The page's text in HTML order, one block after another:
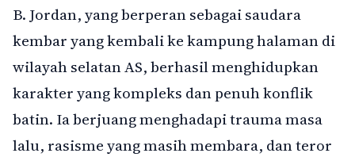
B. Jordan, yang berperan sebagai saudara
kembar yang kembali ke kampung halaman di
wilayah selatan AS, berhasil menghidupkan
karakter yang kompleks dan penuh konflik
batin. Ia berjuang menghadapi trauma masa
lalu, rasisme yang masih membara, dan teror